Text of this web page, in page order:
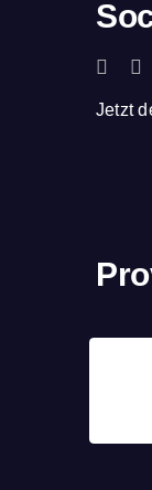
Jetzt